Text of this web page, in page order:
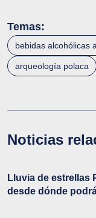
Temas:
bebidas alcohólicas
arqueología polaca
Noticias
Lluvia de estrellas
desde dónde